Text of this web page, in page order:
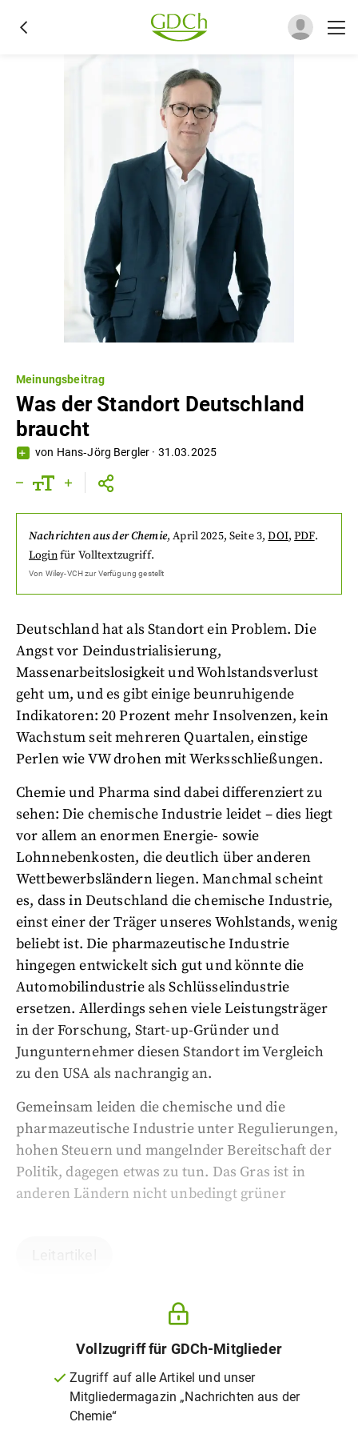
Meinungsbeitrag
Was der Standort Deutschland
braucht
von Hans‐Jörg Bergler · 31.03.2025
Nachrichten aus der Chemie,April 2025, Seite 3,DOI,PDF.
Loginfür Volltextzugriff.
Von Wiley-VCHzur Verfügung gestellt
Deutschland hat als Standort ein Problem. Die
Angst vor Deindustrialisierung,
Massenarbeitslosigkeit und Wohlstandsverlust
geht um, und es gibt einige beunruhigende
Indikatoren: 20 Prozent mehr Insolvenzen, kein
Wachstum seit mehreren Quartalen, einstige
Perlen wie VW drohen mit Werksschließungen.
Chemie und Pharma sind dabei differenziert zu
sehen: Die chemische Industrie leidet – dies liegt
vor allem an enormen Energie- sowie
Lohnnebenkosten, die deutlich über anderen
Wettbewerbsländern liegen. Manchmal scheint
es, dass in Deutschland die chemische Industrie,
einst einer der Träger unseres Wohlstands, wenig
beliebt ist. Die pharmazeutische Industrie
hingegen entwickelt sich gut und könnte die
Automobilindustrie als Schlüsselindustrie
ersetzen. Allerdings sehen viele Leistungsträger
in der Forschung, Start-up-Gründer und
Jungunternehmer diesen Standort im Vergleich
zu den USA als nachrangig an.
Gemeinsam leiden die chemische und die
pharmazeutische Industrie unter Regulierungen,
hohen Steuern und mangelnder Bereitschaft der
Politik, dagegen etwas zu tun. Das Gras ist in
anderen Ländern nicht unbedingt grüner
Vollzugriff für GDCh-Mitglieder
Zugriff auf alle Artikel und unser
Mitgliedermagazin „Nachrichten aus der
Chemie“